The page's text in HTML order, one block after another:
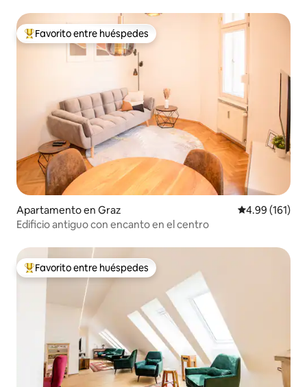
Favorito entre huéspedes preferido
Favorito entre huéspedes
Apartamento en Graz Calificación
4.99 (161)
Edificio antiguo con encanto en el centro
Favorito entre huéspedes preferido
Favorito entre huéspedes